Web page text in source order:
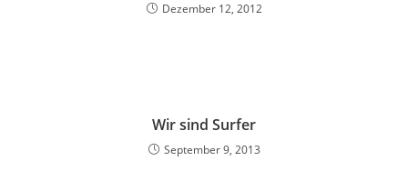
Dezember 12, 2012
Wir sind Surfer
September 9, 2013